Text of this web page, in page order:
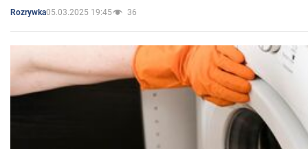
Rozrywka05.03.2025 19:45 36